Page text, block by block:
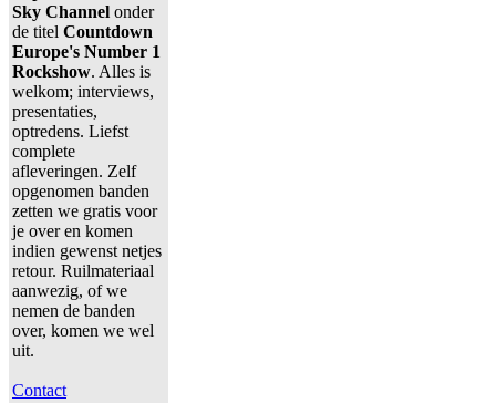
Sky Channel onder
de titel Countdown
Europe's Number 1
Rockshow. Alles is
welkom; interviews,
presentaties,
optredens. Liefst
complete
afleveringen. Zelf
opgenomen banden
zetten we gratis voor
je over en komen
indien gewenst netjes
retour. Ruilmateriaal
aanwezig, of we
nemen de banden
over, komen we wel
uit.
Contact